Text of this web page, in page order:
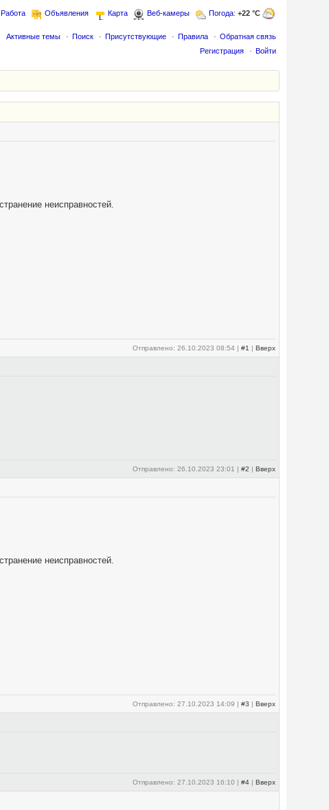
Работа Объявления Карта Веб-камеры Погода: +22 °C
Активные темы Поиск Присутствующие Правила
Обратная связь
Регистрация
Войти
неисправностей.
Отправлено: 26.10.2023 08:54 | #1 | Вверх
Отправлено: 26.10.2023 23:01 | #2 | Вверх
неисправностей.
Отправлено: 27.10.2023 14:09 | #3 | Вверх
Отправлено: 27.10.2023 16:10 | #4 | Вверх